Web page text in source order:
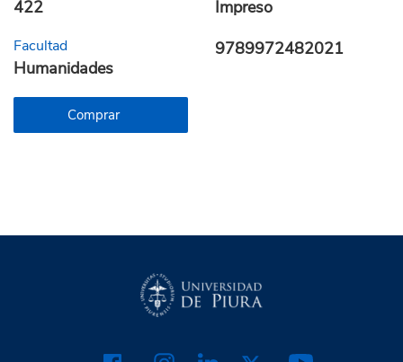
422 Impreso
Facultad
Humanidades
9789972482021
Comprar